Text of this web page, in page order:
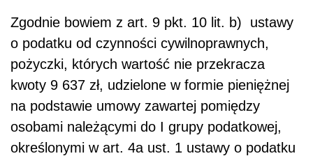
Zgodnie bowiem z art. 9 pkt. 10 lit. b) ustawy
o podatku od czynności cywilnoprawnych,
pożyczki, których wartość nie przekracza
kwoty 9 637 zł, udzielone w formie pieniężnej
na podstawie umowy zawartej pomiędzy
osobami należącymi do I grupy podatkowej,
określonymi w art. 4a ust. 1 ustawy o podatku